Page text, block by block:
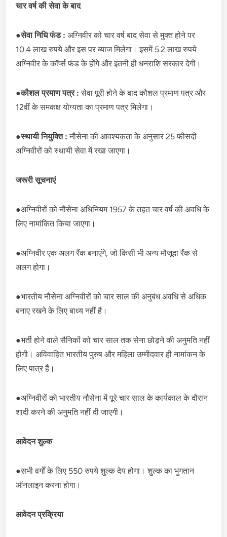
चार वर्ष की सेवा के बाद
●सेवा निधि फंड :अग्निवीर को चार वर्ष बाद सेवा से मुक्त होने पर
10.4 लाख रुपये और इस पर ब्याज मिलेगा। इसमें 5.2 लाख रुपये
अग्निवीर के कॉर्प्स फंड के होंगे और इतनी ही धनराशि सरकार देगी।
●कौशल प्रमाण पत्र :सेवा पूरी होने के बाद कौशल प्रमाण पत्र और
12वीं के समकक्ष योग्यता का प्रमाण पत्र मिलेगा।
●स्थायी नियुक्ति :नौसेना की आवश्यकता के अनुसार 25 फीसदी
अग्निवीरों को स्थायी सेवा में रखा जाएगा।
जरूरी सूचनाएं
●अग्निवीरों को नौसेना अधिनियम 1957 के तहत चार वर्ष की अवधि के
लिए नामांकित किया जाएगा।
●अग्निवीर एक अलग रैंक बनाएंगे, जो किसी भी अन्य मौजूदा रैंक से
अलग होगा।
●भारतीय नौसेना अग्निवीरों को चार साल की अनुबंध अवधि से अधिक
बनाए रखने के लिए बाध्य नहीं है।
●भर्ती होने वाले सैनिकों को चार साल तक सेना छोड़ने की अनुमति नहीं
होगी। अविवाहित भारतीय पुरुष और महिला उम्मीदवार ही नामांकन के
लिए पात्र हैं।
●अग्निवीरों को भारतीय नौसेना में पूरे चार साल के कार्यकाल के दौरान
शादी करने की अनुमति नहीं दी जाएगी।
आवेदन शुल्क
●सभी वर्गों के लिए 550 रुपये शुल्क देय होगा। शुल्क का भुगतान
ऑनलाइन करना होगा।
आवेदन प्रक्रिया